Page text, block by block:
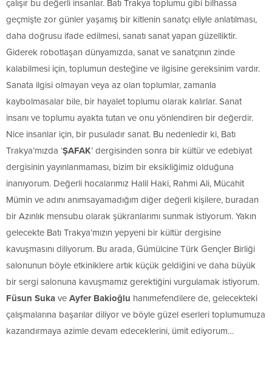
çalışır bu değerli insanlar. Batı Trakya toplumu gibi bilhassa
geçmişte zor günler yaşamış bir kitlenin sanatçı eliyle anlatılması,
daha doğrusu ifade edilmesi, sanatı sanat yapan güzelliktir.
Giderek robotlaşan dünyamızda, sanat ve sanatçının zinde
kalabilmesi için, toplumun desteğine ve ilgisine gereksinim vardır.
Sanata ilgisi olmayan veya az olan toplumlar, zamanla
kaybolmasalar bile, bir hayalet toplumu olarak kalırlar. Sanat
insanı ve toplumu ayakta tutan ve onu yönlendiren bir değerdir.
Nice insanlar için, bir pusuladır sanat. Bu nedenledir ki, Batı
Trakya’mızda ‘ŞAFAK’ dergisinden sonra bir kültür ve edebiyat
dergisinin yayınlanmaması, bizim bir eksikliğimiz olduğuna
inanıyorum. Değerli hocalarımız Halil Haki, Rahmi Ali, Mücahit
Mümin ve adını anımsayamadığım diğer değerli kişilere, buradan
bir Azınlık mensubu olarak şükranlarımı sunmak istiyorum. Yakın
gelecekte Batı Trakya’mızın yepyeni bir kültür dergisine
kavuşmasını diliyorum. Bu arada, Gümülcine Türk Gençler Birliği
salonunun böyle etkiniklere artık küçük geldiğini ve daha büyük
bir sergi salonuna kavuşmamız gerektiğini vurgulamak istiyorum.
Füsun Suka ve Ayfer Bakioğlu hanımefendilere de, gelecekteki
çalışmalarına başarılar diliyor ve böyle güzel eserleri toplumumuza
kazandırmaya azimle devam edeceklerini, ümit ediyorum…